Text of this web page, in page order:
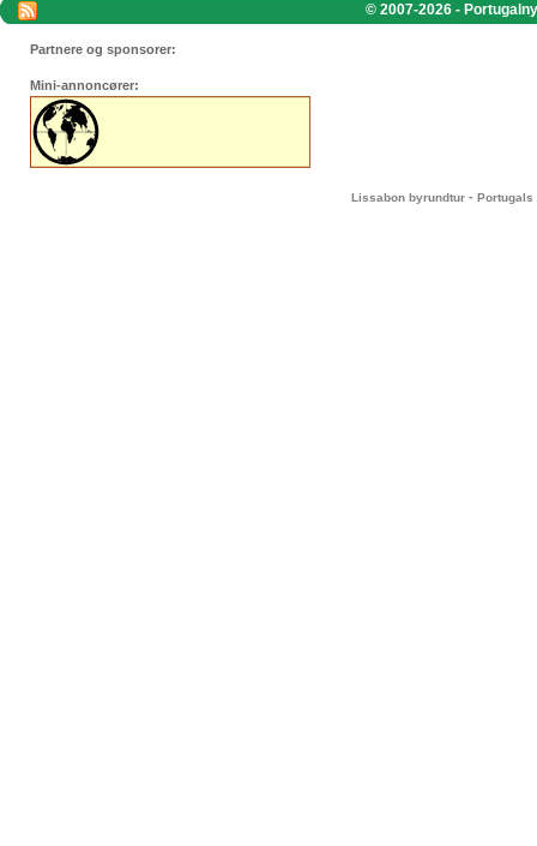
© 2007-2026 -
Partnere og sponsorer:
Mini-annoncører:
Lissabon byrundtur - Portugals